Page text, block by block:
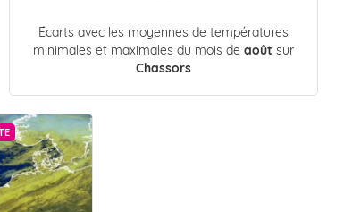
Écarts avec les moyennes de températures
minimales et maximales du mois de août sur
Chassors